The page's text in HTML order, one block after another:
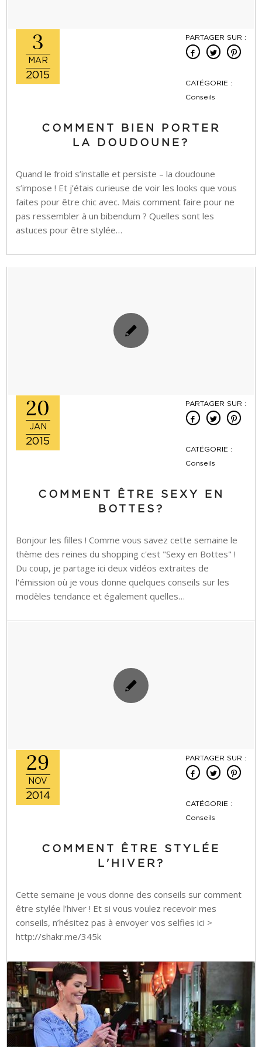
3
MAR
2015
PARTAGER SUR :
CATÉGORIE :
Conseils
COMMENT BIEN PORTER
LA DOUDOUNE?
Quand le froid s’installe et persiste – la doudoune
s’impose ! Et j’étais curieuse de voir les looks que vous
faites pour être chic avec. Mais comment faire pour ne
pas ressembler à un bibendum ? Quelles sont les
astuces pour être stylée…
20
JAN
2015
PARTAGER SUR :
CATÉGORIE :
Conseils
COMMENT ÊTRE SEXY EN
BOTTES?
Bonjour les filles ! Comme vous savez cette semaine le
thème des reines du shopping c'est "Sexy en Bottes" !
Du coup, je partage ici deux vidéos extraites de
l'émission où je vous donne quelques conseils sur les
modèles tendance et également quelles…
29
NOV
2014
PARTAGER SUR :
CATÉGORIE :
Conseils
COMMENT ÊTRE STYLÉE
L'HIVER?
Cette semaine je vous donne des conseils sur comment
être stylée l'hiver ! Et si vous voulez recevoir mes
conseils, n’hésitez pas à envoyer vos selfies ici >
http://shakr.me/345k